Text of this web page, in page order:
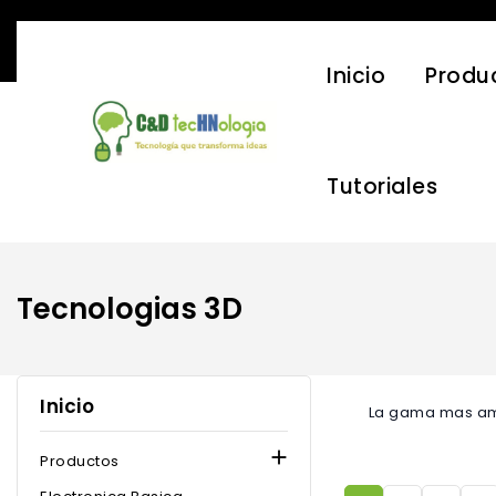
Inicio
Tutoriales
Tecnologias 3D
Inicio
Productos 
La gama mas